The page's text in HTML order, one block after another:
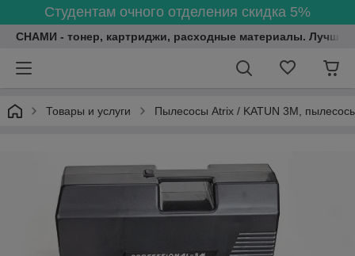
Студентам очного отделения скидка 5%
СНАМИ - тонер, картриджи, расходные материалы.
Товары и услуги Пылесосы Atrix / KATUN 3M,